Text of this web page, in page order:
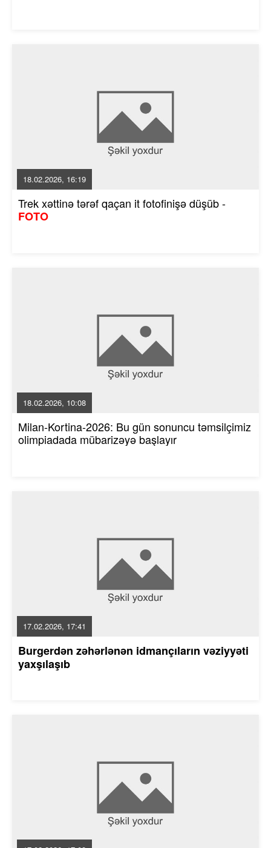
18.02.2026, 16:19
Trek xəttinə tərəf qaçan it fotofinişə düşüb -
FOTO
18.02.2026, 10:08
Milan-Kortina-2026: Bu gün sonuncu təmsilçimiz
olimpiadada mübarizəyə başlayır
17.02.2026, 17:41
Burgerdən zəhərlənən idmançıların vəziyyəti
yaxşılaşıb